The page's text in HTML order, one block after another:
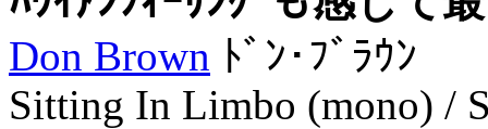
Don Brown ﾄﾞﾝ･ﾌﾞﾗｳﾝ
Sitting In Limbo (mono) /